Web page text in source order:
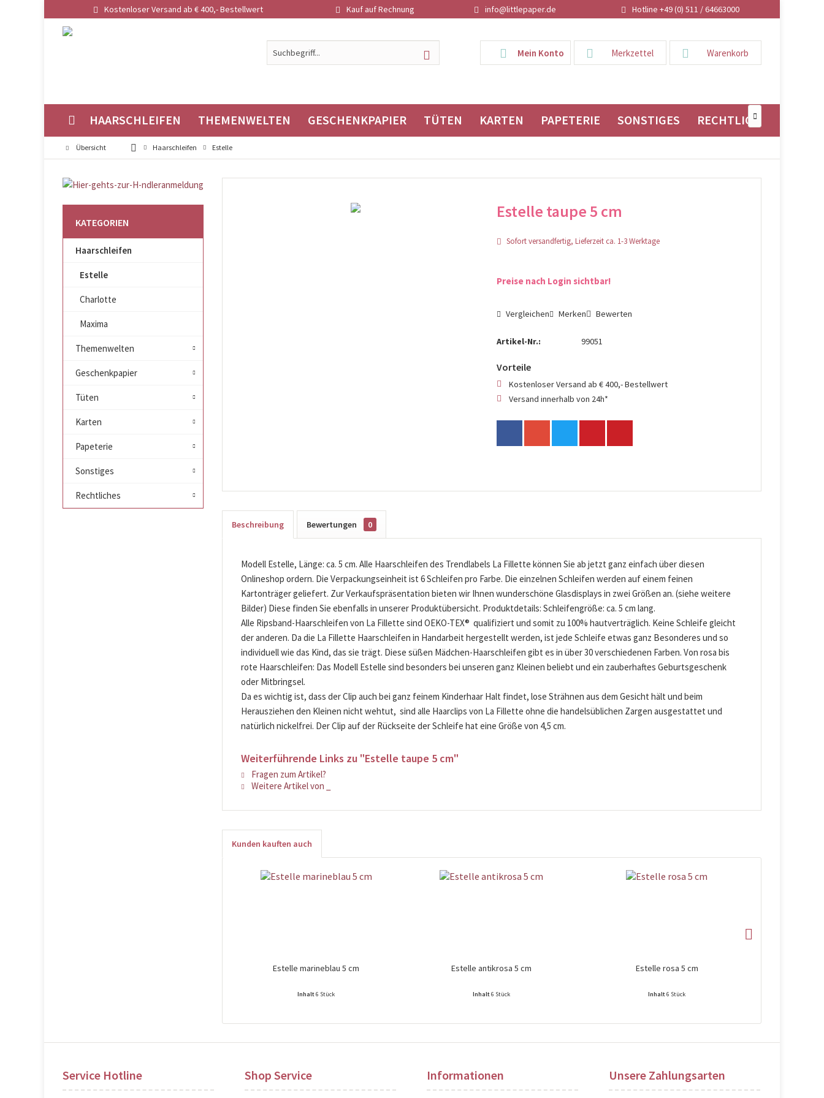
Kostenloser Versand ab € 400,- Bestellwert Kauf auf Rechnung info@littlepaper.de Hotline +49 (0) 511 / 64663000
Warenkorb
Merkzettel
Mein Konto
HAARSCHLEIFEN THEMENWELTEN GESCHENKPAPIER TÜTEN KARTEN PAPETERIE SONSTIGES RECHTLICHES

Übersicht Haarschleifen Estelle
KATEGORIEN
Haarschleifen
Estelle
Charlotte
Maxima
Themenwelten
Geschenkpapier
Tüten
Karten
Papeterie
Sonstiges
Rechtliches
Estelle taupe 5 cm
Sofort versandfertig, Lieferzeit ca. 1-3 Werktage
Preise nach Login sichtbar!
Vergleichen Merken Bewerten
Artikel-Nr.: 99051
Vorteile
Kostenloser Versand ab € 400,- Bestellwert
Versand innerhalb von 24h*
Beschreibung Bewertungen 0
Modell Estelle, Länge: ca. 5 cm. Alle Haarschleifen des Trendlabels La Fillette können Sie ab jetzt ganz einfach über diesen
Onlineshop ordern. Die Verpackungseinheit ist 6 Schleifen pro Farbe. Die einzelnen Schleifen werden auf einem feinen
Kartonträger geliefert. Zur Verkaufspräsentation bieten wir Ihnen wunderschöne Glasdisplays in zwei Größen an. (siehe weitere
Bilder) Diese finden Sie ebenfalls in unserer Produktübersicht. Produktdetails: Schleifengröße: ca. 5 cm lang.
Alle Ripsband-Haarschleifen von La Fillette sind OEKO-TEX® qualifiziert und somit zu 100% hautverträglich. Keine Schleife gleicht
der anderen. Da die La Fillette Haarschleifen in Handarbeit hergestellt werden, ist jede Schleife etwas ganz Besonderes und so
individuell wie das Kind, das sie trägt. Diese süßen Mädchen-Haarschleifen gibt es in über 30 verschiedenen Farben. Von rosa bis
rote Haarschleifen: Das Modell Estelle sind besonders bei unseren ganz Kleinen beliebt und ein zauberhaftes Geburtsgeschenk
oder Mitbringsel.
Da es wichtig ist, dass der Clip auch bei ganz feinem Kinderhaar Halt findet, lose Strähnen aus dem Gesicht hält und beim
Herausziehen den Kleinen nicht wehtut, sind alle Haarclips von La Fillette ohne die handelsüblichen Zargen ausgestattet und
natürlich nickelfrei. Der Clip auf der Rückseite der Schleife hat eine Größe von 4,5 cm.
Weiterführende Links zu "Estelle taupe 5 cm"
Fragen zum Artikel?
Weitere Artikel von _
Kunden kauften auch
Estelle marineblau 5 cm
Inhalt6 Stück
Preise nach Login sichtbar!
Estelle antikrosa 5 cm
Inhalt6 Stück
Preise nach Login sichtbar!
Estelle rosa 5 cm
Inhalt6 Stück
Preise nach Login sichtbar!
Service Hotline Shop Service Informationen Unsere Zahlungsarten